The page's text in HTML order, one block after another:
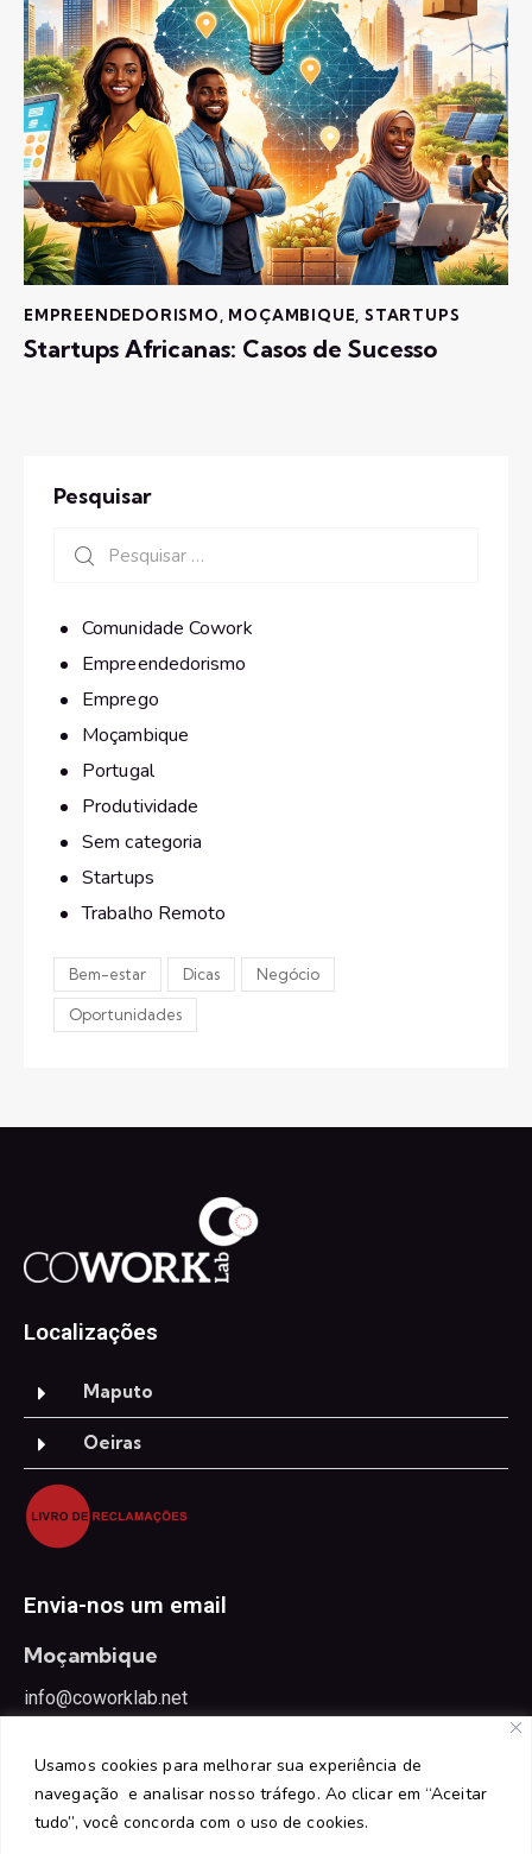
Usamos cookies para melhorar sua experiência de
navegação e analisar nosso tráfego. Ao clicar em “Aceitar
tudo”, você concorda com o uso de cookies.
EMPREENDEDORISMO MOÇAMBIQUE ,STARTUPS
Startups Africanas: Casos de Sucesso
Pesquisar
Comunidade Cowork
Empreendedorismo
Emprego
Moçambique
Portugal
Produtividade
Sem categoria
Startups
Trabalho Remoto
Bem-estar Dicas Negócio
Oportunidades
Localizações
Maputo
Oeiras
Envia-nos um email
Moçambique
info@coworklab.net
oeiras@coworklab.net